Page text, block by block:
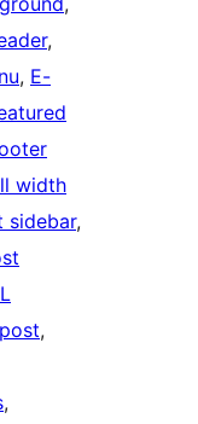
, E-
width
sidebar